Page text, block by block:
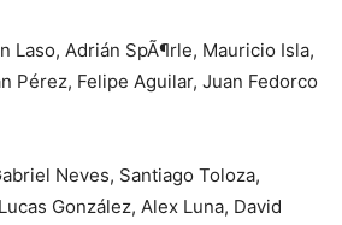
Laso, Adrián SpÃ¶rle, Mauricio Isla,
Pérez, Felipe Aguilar, Juan Fedorco
Neves, Santiago Toloza,
González, Alex Luna, David